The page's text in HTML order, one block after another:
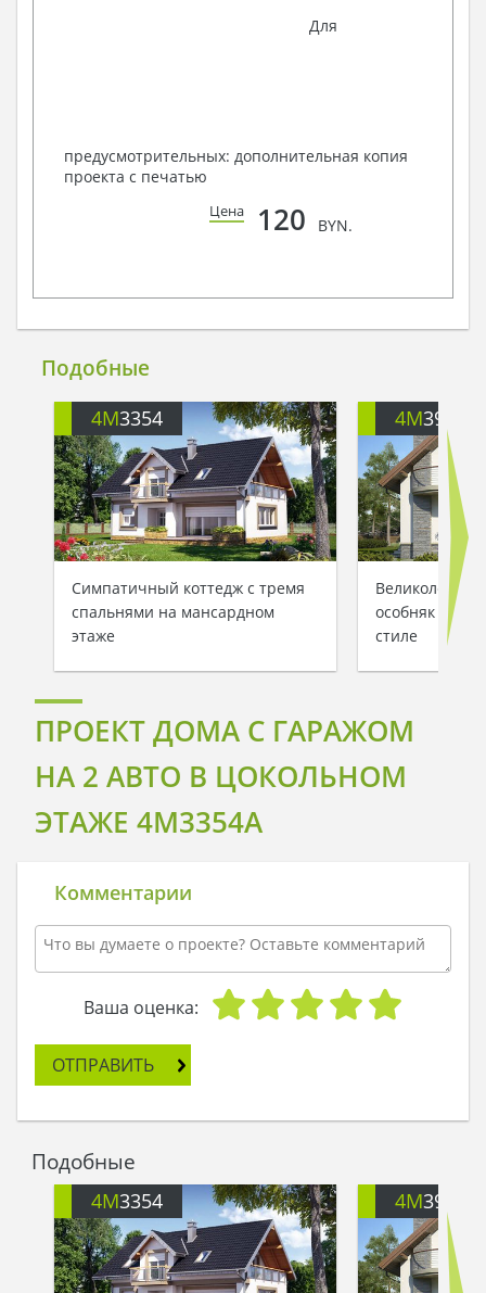
Для
предусмотрительных: дополнительная копия
проекта с печатью
Цена 120 BYN.
Подобные
4M3354
Симпатичный коттедж с тремя
спальнями на мансардном
этаже
4M391
особняк в
стиле
ПРОЕКТ ДОМА С ГАРАЖОМ
НА 2 АВТО В ЦОКОЛЬНОМ
ЭТАЖЕ 4M3354A
Комментарии
Ваша оценка:
ОТПРАВИТЬ
Подобные
4M3354 4M391